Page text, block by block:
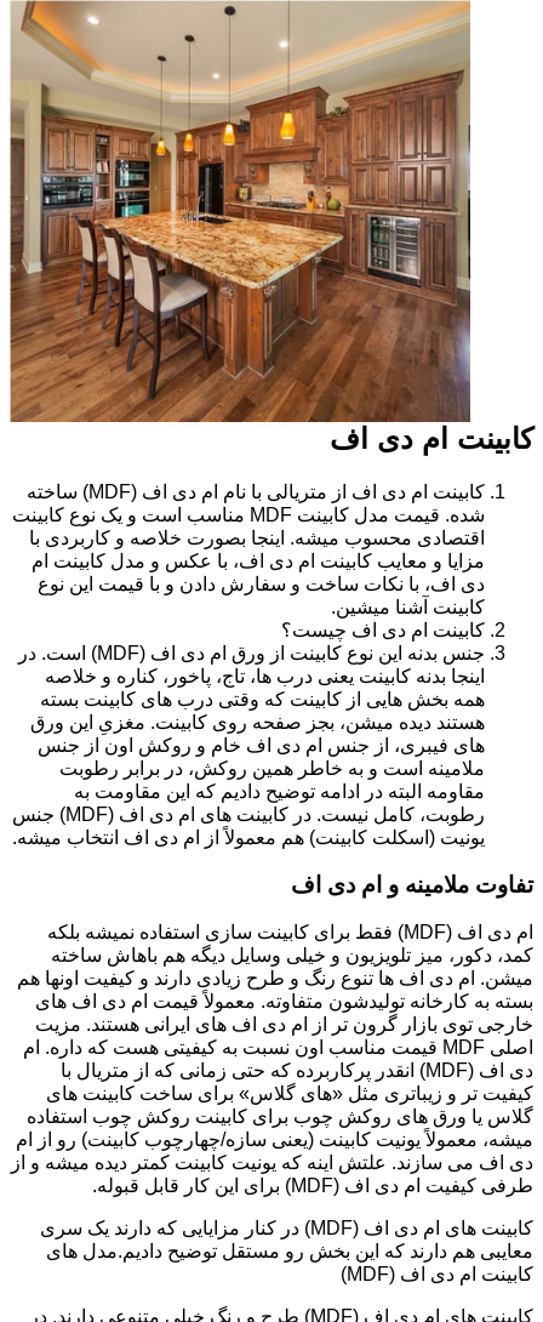
کابینت ام دی اف
کابینت ام دی اف از متریالی با نام ام دی اف (MDF) ساخته
شده. قیمت مدل کابینت MDF مناسب است و یک نوع کابینت
اقتصادی محسوب میشه. اینجا بصورت خلاصه و کاربردی با
مزایا و معایب کابینت ام دی اف، با عکس و مدل کابینت ام
دی اف، با نکات ساخت و سفارش دادن و با قیمت این نوع
کابینت آشنا میشین.
کابینت ام دی اف چیست؟
جنس بدنه این نوع کابینت از ورق ام دی اف (MDF) است. در
اینجا بدنه کابینت یعنی درب ها، تاج، پاخور، کناره و خلاصه
همه بخش هایی از کابینت که وقتی درب های کابینت بسته
هستند دیده میشن، بجز صفحه روی کابینت. مغزیِ این ورق
های فیبری، از جنس ام دی اف خام و روکش اون از جنس
ملامینه است و به خاطر همین روکش، در برابر رطوبت
مقاومه البته در ادامه توضیح دادیم که این مقاومت به
رطوبت، کامل نیست. در کابینت های ام دی اف (MDF) جنس
یونیت (اسکلت کابینت) هم معمولاً از ام دی اف انتخاب میشه.
تفاوت ملامینه و ام دی اف
ام دی اف (MDF) فقط برای کابینت سازی استفاده نمیشه بلکه
کمد، دکور، میز تلویزیون و خیلی وسایل دیگه هم باهاش ساخته
میشن. ام دی اف ها تنوع رنگ و طرح زیادی دارند و کیفیت اونها هم
بسته به کارخانه تولیدشون متفاوته. معمولاً قیمت ام دی اف های
خارجی توی بازار گرون تر از ام دی اف های ایرانی هستند. مزیت
اصلی MDF قیمت مناسب اون نسبت به کیفیتی هست که داره. ام
دی اف (MDF) انقدر پرکاربرده که حتی زمانی که از متریال با
کیفیت تر و زیباتری مثل «های گلاس» برای ساخت کابینت های
گلاس یا ورق های روکش چوب برای کابینت روکش چوب استفاده
میشه، معمولاً یونیت کابینت (یعنی سازه/چهارچوب کابینت) رو از ام
دی اف می سازند. علتش اینه که یونیت کابینت کمتر دیده میشه و از
طرفی کیفیت ام دی اف (MDF) برای این کار قابل قبوله.
کابینت های ام دی اف (MDF) در کنار مزایایی که دارند یک سری
معایبی هم دارند که این بخش رو مستقل توضیح دادیم.مدل های
کابینت ام دی اف (MDF)
کابینت های ام دی اف (MDF) طرح و رنگ خیلی متنوعی دارند. در